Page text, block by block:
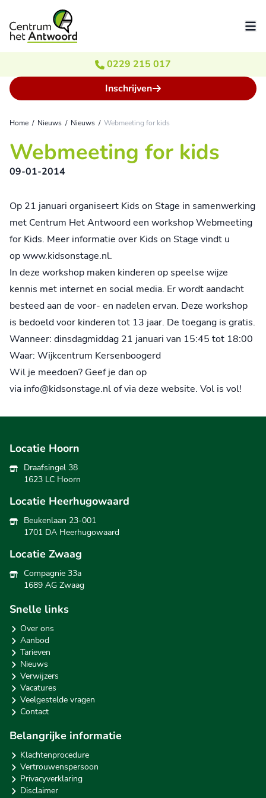
Ga naar de inhoud
0229 215 017
Inschrijven
Home / Nieuws / Nieuws / Webmeeting for kids
Webmeeting for kids
09-01-2014
Op 21 januari organiseert Kids on Stage in samenwerking
met Centrum Het Antwoord een workshop Webmeeting
for Kids. Meer informatie over Kids on Stage vindt u
opwww.kidsonstage.nl.
In deze workshop maken kinderen op speelse wijze
kennis met internet en social media. Er wordt aandacht
besteed aan de voor- en nadelen ervan. Deze workshop
is bedoeld voor kinderen tot 13 jaar. De toegang is gratis.
Wanneer: dinsdagmiddag 21 januari van 15:45 tot 18:00
Waar: Wijkcentrum Kersenboogerd
Wil je meedoen? Geef je dan op
via info@kidsonstage.nlof via deze website. Vol is vol!
Locatie Hoorn
Draafsingel 38
1623 LC Hoorn
Locatie Heerhugowaard
Beukenlaan 23-001
1701 DA Heerhugowaard
Locatie Zwaag
Compagnie 33a
1689 AG Zwaag
Snelle links
Over ons
Aanbod
Tarieven
Nieuws
Verwijzers
Vacatures
Veelgestelde vragen
Contact
Belangrijke informatie
Klachtenprocedure
Vertrouwenspersoon
Privacyverklaring
Disclaimer